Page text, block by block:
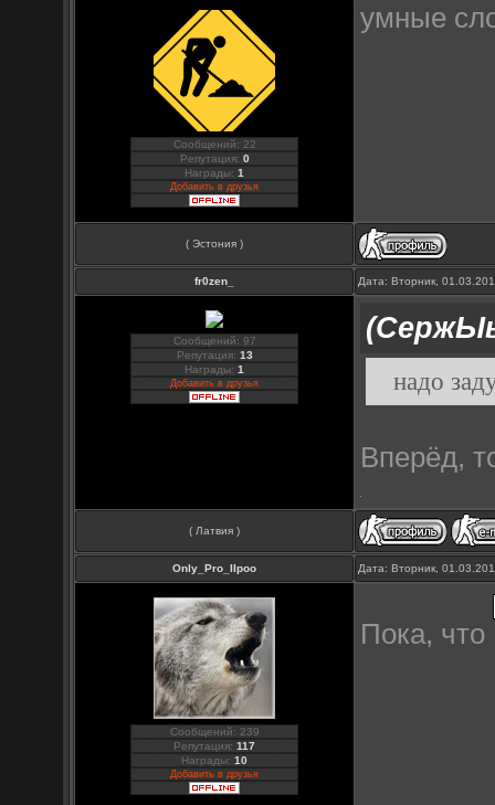
Сообщений: 22
Репутация: 0
Награды:1
Добавить в друзья
умные
( Эстония )
fr0zen_ Дата: Вторник,
Сообщений: 97
Репутация: 13
Награды:1
Добавить в друзья надо
Вперёд,
( Латвия )
Only_Pro_IIpoo Дата: Вторник,
Сообщений: 239
Репутация:117
Награды:10
Добавить в друзья
Пока, что